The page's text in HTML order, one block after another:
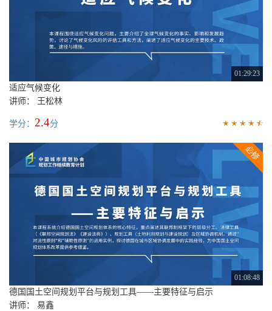
01:29:23
适应气候变化
讲师： 王松林
学分： 2.4分
01:08:48
德国国土空间规划平台与规划工具——主要特征与启示
讲师： 易鑫